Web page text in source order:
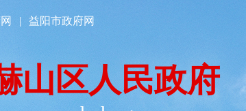
| 益阳市政府网
山区人民政府